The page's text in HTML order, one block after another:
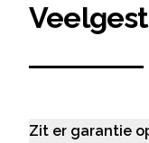
Zit er garantie